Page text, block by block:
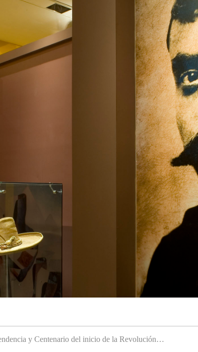
y Centenario del inicio de la Revolución…